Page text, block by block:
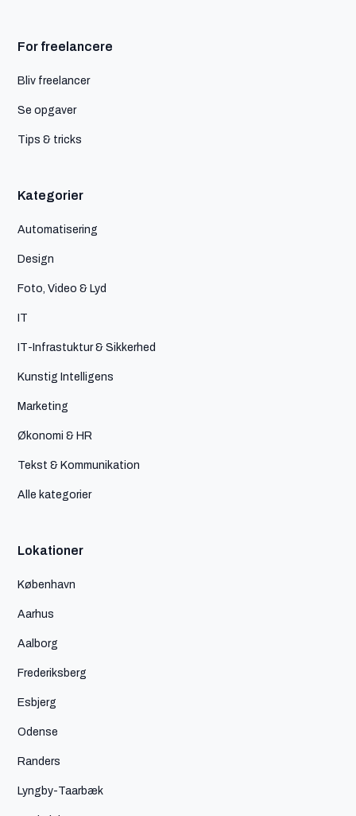
For freelancere
Bliv freelancer
Se opgaver
Tips & tricks
Kategorier
Automatisering
Design
Foto, Video & Lyd
IT
IT-Infrastuktur & Sikkerhed
Kunstig Intelligens
Marketing
Økonomi & HR
Tekst & Kommunikation
Alle kategorier
Lokationer
København
Aarhus
Aalborg
Frederiksberg
Esbjerg
Odense
Randers
Lyngby-Taarbæk